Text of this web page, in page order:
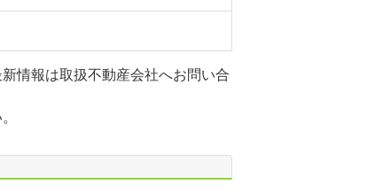
情報は取扱不動産会社へお問い合